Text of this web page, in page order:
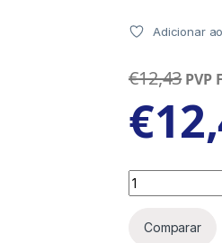
Adicionar
€12,43 PVP
€
Quantity
Comparar